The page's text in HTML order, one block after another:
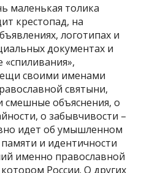
маленькая толика
крестопад, на
логотипах и
документах и
своими именами
святыни,
смешные объяснения, о
о забывчивости –
идет об умышленном
и идентичности
именно православной
России. О других